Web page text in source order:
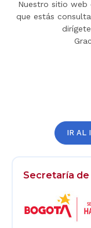
Nuestro sitio web
que estás
IR AL
Secretaría de